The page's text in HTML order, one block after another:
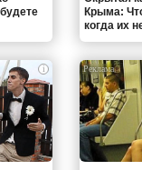
Крыма:
когда их
i